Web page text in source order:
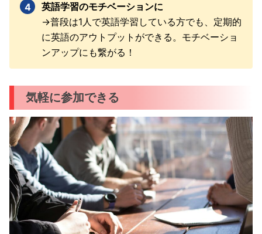
英語学習のモチベーションに
→普段は1人で英語学習している方でも、定期的
に英語のアウトプットができる。モチベーショ
ンアップにも繋がる！
気軽に参加できる